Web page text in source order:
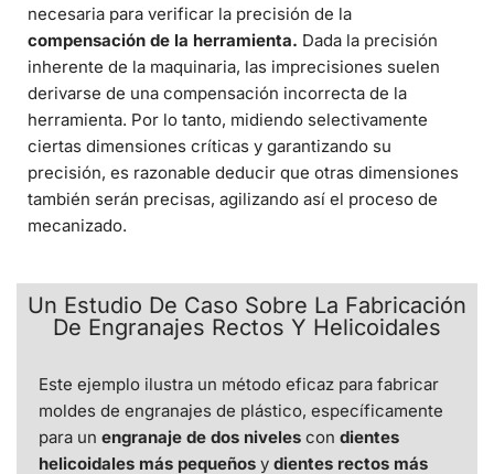
necesaria para verificar la precisión de la
compensación de la herramienta. Dada la precisión
inherente de la maquinaria, las imprecisiones suelen
derivarse de una compensación incorrecta de la
herramienta. Por lo tanto, midiendo selectivamente
ciertas dimensiones críticas y garantizando su
precisión, es razonable deducir que otras dimensiones
también serán precisas, agilizando así el proceso de
mecanizado.
Un Estudio De Caso Sobre La Fabricación
De Engranajes Rectos Y Helicoidales
Este ejemplo ilustra un método eficaz para fabricar
moldes de engranajes de plástico, específicamente
para un engranaje de dos niveles con dientes
helicoidales más pequeños y dientes rectos más